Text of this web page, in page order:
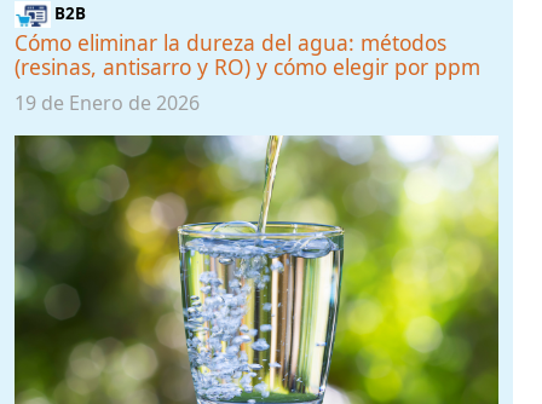
B2B
Cómo eliminar la dureza del agua: métodos
(resinas, antisarro y RO) y cómo elegir por ppm
19 de Enero de 2026